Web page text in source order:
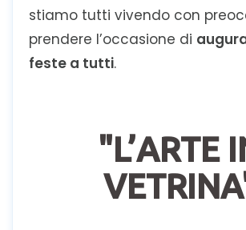
stiamo tutti vivendo con
prendere l’occasione di
feste a tutti.
"L’ARTE